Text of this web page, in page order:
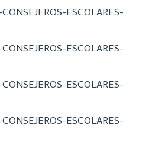
ESCOLARES-
ESCOLARES-
ESCOLARES-
ESCOLARES-